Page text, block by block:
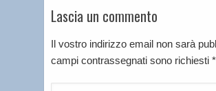
Lascia un commento
Il vostro indirizzo email non sarà
campi contrassegnati sono richiesti *